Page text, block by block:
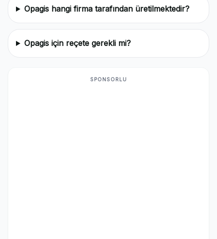
Opagis hangi firma tarafından üretilmektedir?
Opagis için reçete gerekli mi?
SPONSORLU